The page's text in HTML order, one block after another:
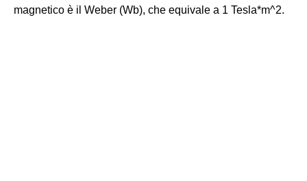
magnetico è il Weber (Wb), che equivale a 1 Tesla*m^2.